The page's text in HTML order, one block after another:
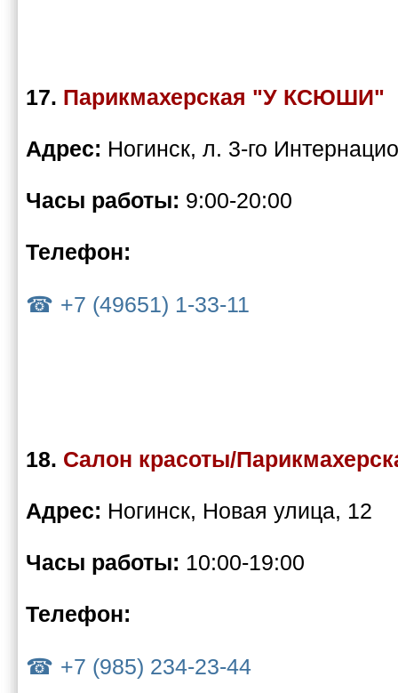
17. Парикмахерская "У КСЮШИ"
Адрес: Ногинск, л. 3-го
Часы работы: 9:00-20:00
Телефон:
+7 (49651) 1-33-11
18. Салон красоты/
Адрес: Ногинск, Новая улица, 12
Часы работы: 10:00-19:00
Телефон:
+7 (985) 234-23-44